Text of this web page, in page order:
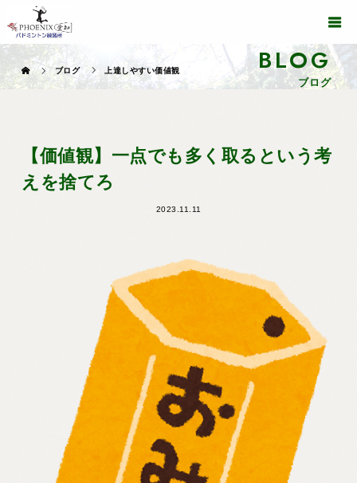
BLOG
ブログ
ブログ 上達しやすい価値観
【価値観】一点でも多く取るという考
えを捨てろ
2023.11.11